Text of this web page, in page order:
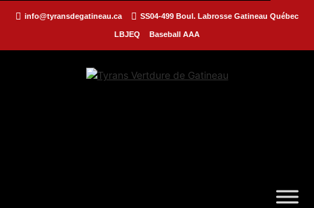
info@tyransdegatineau.ca SS04-499 Boul. Labrosse Gatineau Québec
LBJEQ Baseball AAA